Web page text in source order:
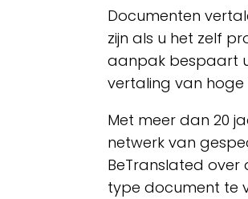
Documenten
zijn als u het zelf
aanpak bespaart
vertaling van hoge
Met meer dan 20
netwerk van
BeTranslated over
type document te